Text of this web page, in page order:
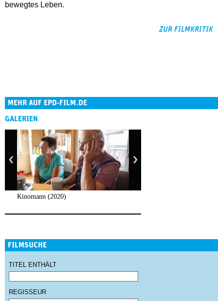
bewegtes Leben.
ZUR FILMKRITIK
MEHR AUF EPD-FILM.DE
GALERIEN
Kinomann (2020)
FILMSUCHE
TITEL ENTHÄLT
REGISSEUR